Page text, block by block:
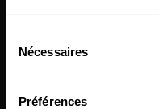
Nécessaires
Préférences